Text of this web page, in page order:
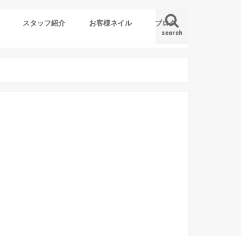
search
スタッフ紹介 お客様ネイル ブログ